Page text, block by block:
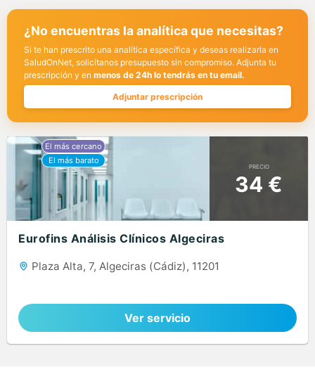
¿No encuentras la analítica que necesitas?
Si te han prescrito una analítica específica y deseas realizarla en
SaludOnNet, solicítanos presupuesto sin compromiso. Adjunta tu
prescripción y en menos de 24h lo tendrás en tu email.
Adjuntar prescripción
PRECIO
34 €
Eurofins Análisis Clínicos Algeciras
Plaza Alta, 7, Algeciras (Cádiz), 11201
Ver servicio